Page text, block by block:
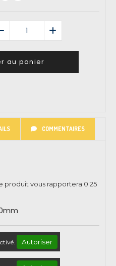
au panier
COMMENTAIRES
produit vous rapportera 0.25
Autoriser